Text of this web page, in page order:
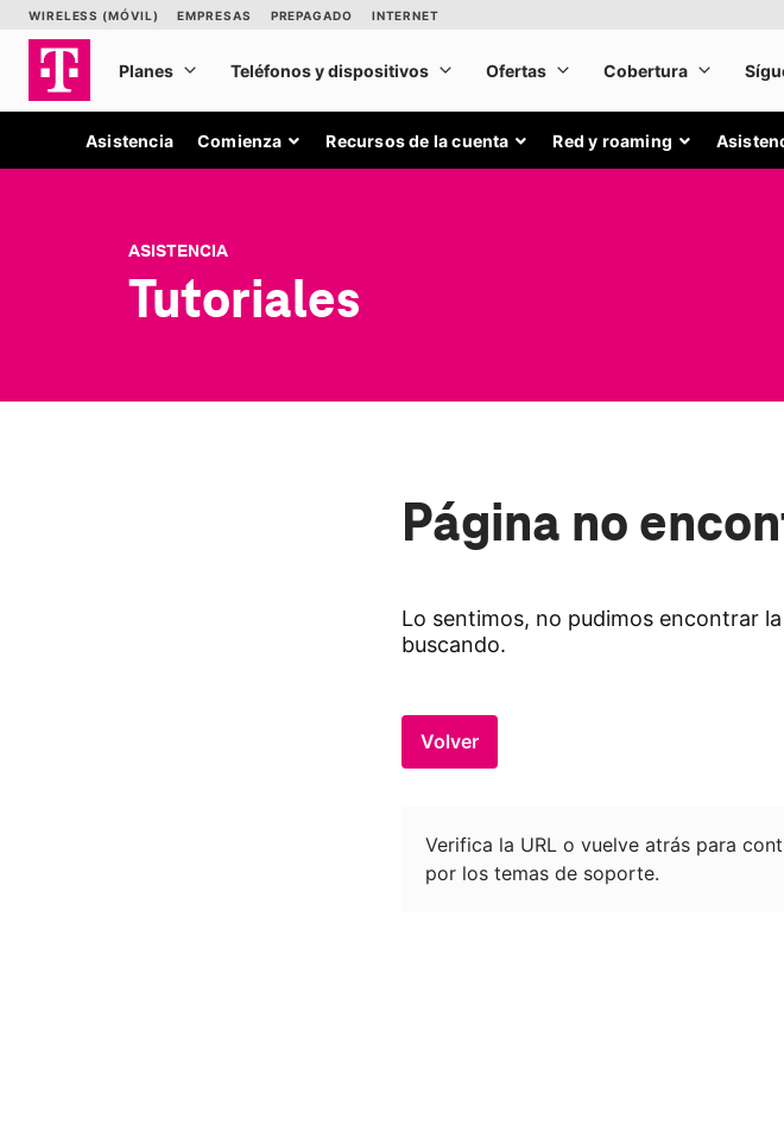
Asistencia Comienza Recursos de la cuenta Red y roaming
ASISTENCIA
Tutoriales